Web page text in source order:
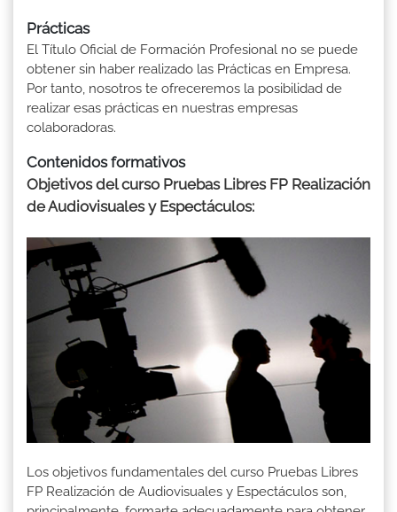
Prácticas
El Título Oficial de Formación Profesional no se puede
obtener sin haber realizado las Prácticas en Empresa.
Por tanto, nosotros te ofreceremos la posibilidad de
realizar esas prácticas en nuestras empresas
colaboradoras.
Contenidos formativos
Objetivos del curso Pruebas Libres FP Realización
de Audiovisuales y Espectáculos:
Los objetivos fundamentales del curso Pruebas Libres
FP Realización de Audiovisuales y Espectáculos son,